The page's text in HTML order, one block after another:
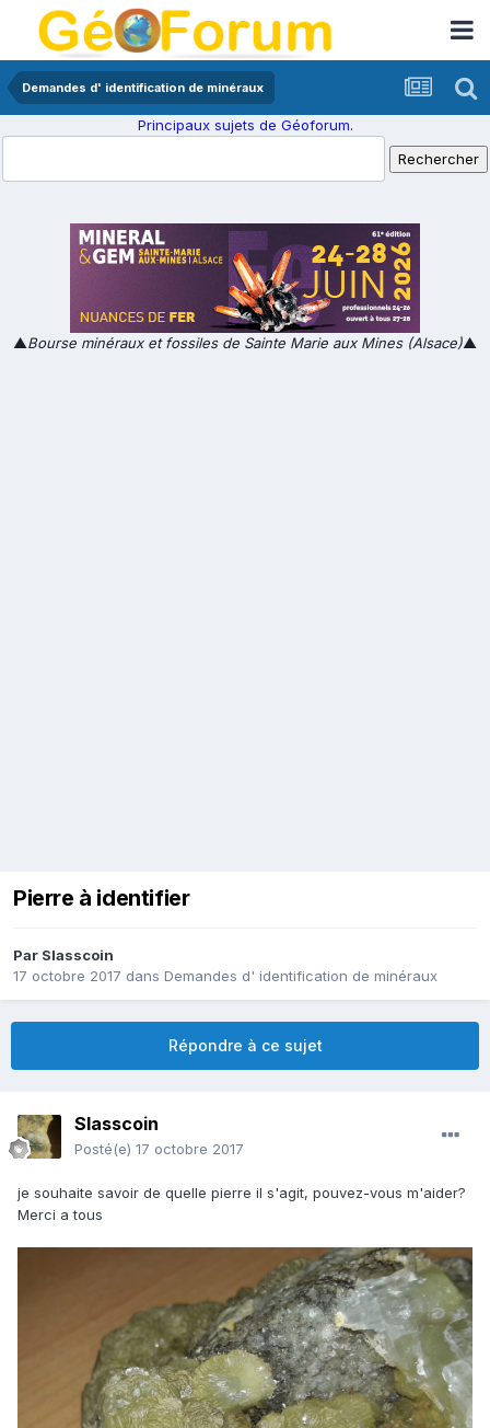
Demandes d' identification de minéraux
Principaux sujets de Géoforum.
▲Bourse minéraux et fossiles de Sainte Marie aux Mines (Alsace)▲
Pierre à identifier
Par Slasscoin
17 octobre 2017 dans Demandes d' identification de minéraux
Répondre à ce sujet
Slasscoin
Posté(e) 17 octobre 2017
je souhaite savoir de quelle pierre il s'agit, pouvez-vous m'aider?
Merci a tous